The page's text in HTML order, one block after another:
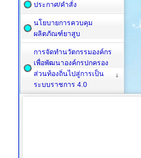
ประกาศ/คำสั่ง
นโยบายการควบคุม
ผลิตภัณฑ์ยาสูบ
การจัดทำนวัตกรรมองค์กร
เพื่อพัฒนาองค์กรปกครอง
ส่วนท้องถิ่นไปสู่การเป็น
ระบบราชการ 4.0